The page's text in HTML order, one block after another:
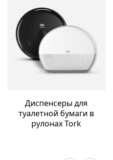
Диспенсеры для
туалетной бумаги в
рулонах Tork